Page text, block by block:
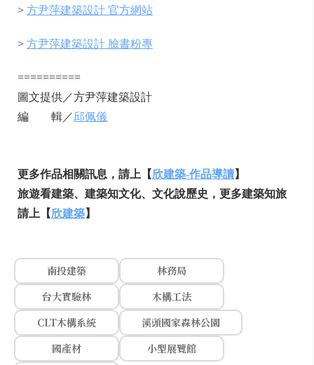
> 方尹萍建築設計 官方網站
> 方尹萍建築設計 臉書粉專
==========
圖文提供／方尹萍建築設計
編 輯／邱佩儀
更多作品相關訊息，請上【欣建築-作品導讀】
旅遊看建築、建築知文化、文化說歷史，更多建築知旅
請上【欣建築】
南投建築
林務局
台大實驗林
木構工法
CLT木構系統
溪頭國家森林公園
國產材
小型展覽館